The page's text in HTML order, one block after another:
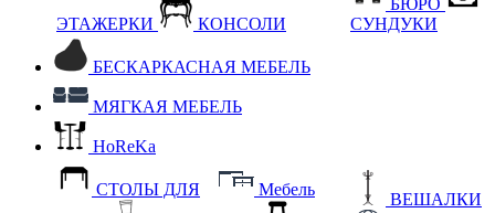
ЭТАЖЕРКИ КОНСОЛИ
БЮРО
СУНДУКИ
БЕСКАРКАСНАЯ МЕБЕЛЬ
МЯГКАЯ МЕБЕЛЬ
HoReKa
СТОЛЫ ДЛЯ Мебель
ВЕШАЛКИ